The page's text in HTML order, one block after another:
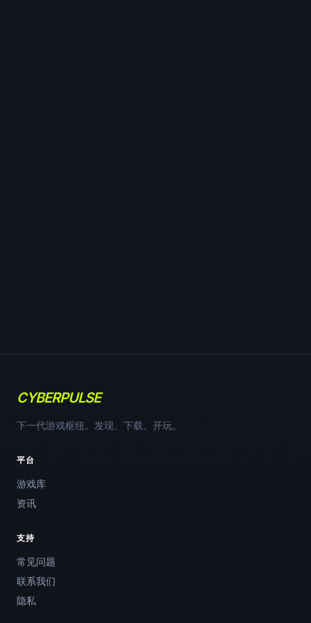
CYBERPULSE
下一代游戏枢纽。发现、下载、开玩。
平台
游戏库
资讯
支持
常见问题
联系我们
隐私